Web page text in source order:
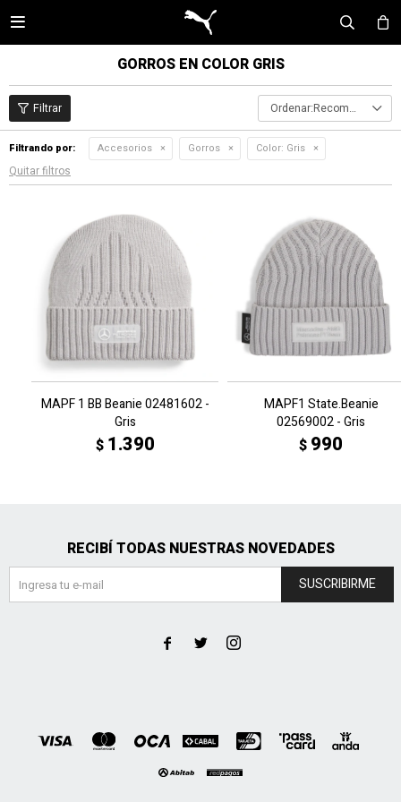

GORROS EN COLOR GRIS
Recomendados
Filtrando por: Accesorios Gorros Color: Gris
Quitar filtros
MAPF 1 BB Beanie 02481602 -
Gris
$ 1.390
MAPF1 State.Beanie
02569002 - Gris
$ 990
RECIBÍ TODAS NUESTRAS NOVEDADES
SUSCRIBIRME
  